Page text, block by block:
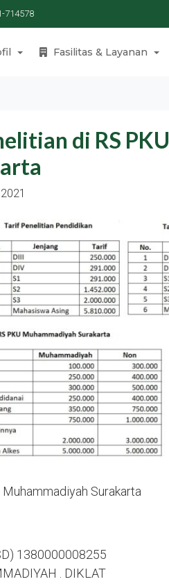
714578
Fasilitas & Layanan
di RS PKU
1380000008255
. DIKLAT